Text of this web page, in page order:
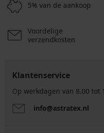
5% van de aankoop
Voordelige
verzendkosten
Klantenservice
Op werkdagen van 8.00 tot
info@astratex.nl